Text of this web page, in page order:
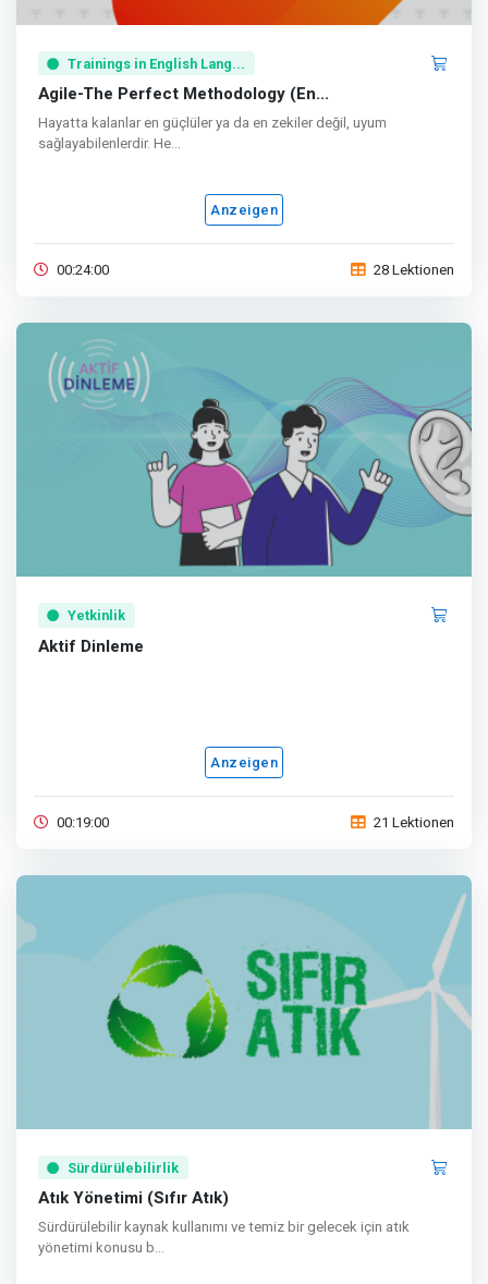
Trainings in English Lang...
Agile-The Perfect Methodology (En...
Hayatta kalanlar en güçlüler ya da en zekiler değil, uyum
sağlayabilenlerdir. He...
Anzeigen
00:24:00 28 Lektionen
Yetkinlik
Aktif Dinleme
Anzeigen
00:19:00 21 Lektionen
Sürdürülebilirlik
Atık Yönetimi (Sıfır Atık)
Sürdürülebilir kaynak kullanımı ve temiz bir gelecek için atık
yönetimi konusu b...